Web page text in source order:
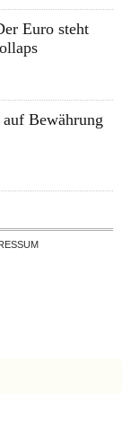
Euro steht
Bewährung